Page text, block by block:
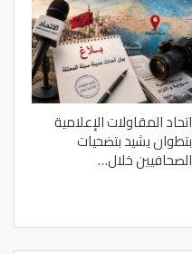
اتحاد المقاولات الإعلامية
بتطوان يشيد بتضحيات
الصحافيين خلال…